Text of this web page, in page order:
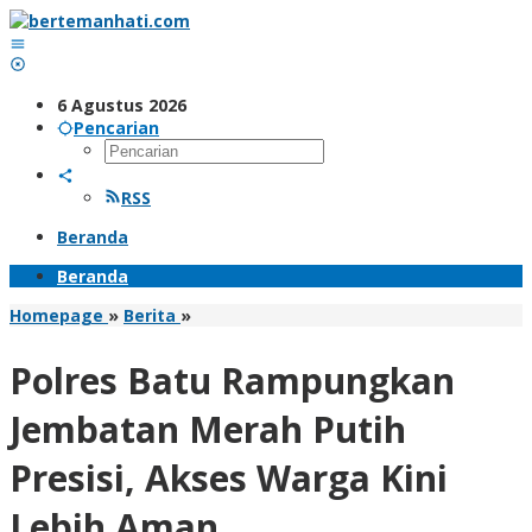
Lewati
ke
konten
6 Agustus 2026
Pencarian
RSS
Beranda
Beranda
Homepage » Berita »Polres
Jembatan
Putih
Presisi,
Akses
Warga
Kini
Polres Batu Rampungkan
Jembatan Merah Putih
Presisi, Akses Warga Kini